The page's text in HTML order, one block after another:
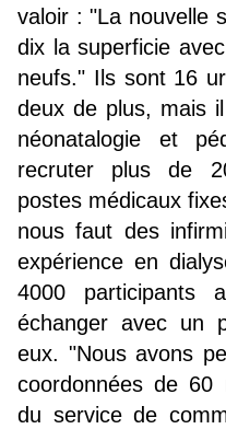
valoir : "La nouvelle
dix la superficie
neufs." Ils sont 16
deux de plus, mais
néonatalogie et
recruter plus de
postes médicaux
nous faut des
expérience en
4000 participants
échanger avec un
eux. "Nous avons
coordonnées de 60
du service de